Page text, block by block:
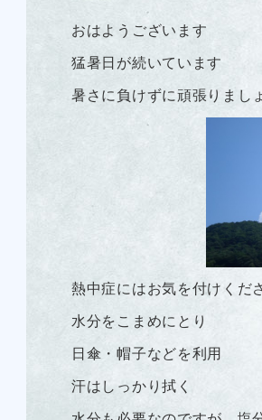
おはようございます
猛暑日が続いています
暑さに負けずに頑張りまし
熱中症にはお気を付けくだ
水分をこまめにとり
日傘・帽子などを利用
汗はしっかり拭く